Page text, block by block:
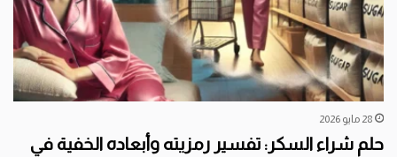
28 مايو 2026
حلم شراء السكر: تفسير رمزيته وأبعاده الخفية في